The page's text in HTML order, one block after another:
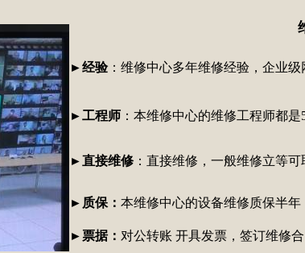
►经验：维修中心多年维修经验，企业
►工程师 ：本维修中心的维修工程师都
►直接维修 ：直接维修，一般维修立等
► 质保： 本维修中心的设备维修质保半年
► 票据： 对公转账 开具发票，签订维修